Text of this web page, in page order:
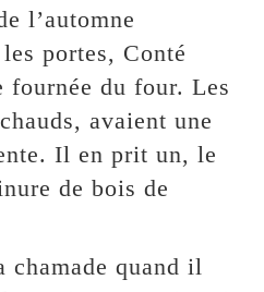
l’automne
portes, Conté
fournée du four. Les
avaient une
Il en prit un, le
de bois de
quand il